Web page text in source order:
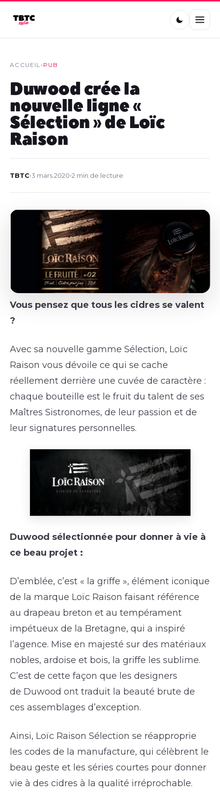
ACCUEIL› PUB
Duwood crée la
nouvelle ligne «
Sélection » de Loïc
Raison
TBTC•3 mars 2020•2 min de lecture
Vous pensez que tous les cidres se valent
?
Avec sa nouvelle gamme Sélection, Loïc
Raison vous dévoile ce qui se cache
réellement derrière une cuvée de caractère :
chaque bouteille est le fruit du talent de ses
Maîtres Sistronomes, de leur passion et de
leur signatures personnelles.
Duwood sélectionnée pour donner à vie à
ce beau projet :
D’emblée, c’est « la griffe », élément iconique
de la marque Loïc Raison faisant référence
au drapeau breton et au tempérament
impétueux de la Bretagne, qui a inspiré
l’agence. Mise en majesté sur des matériaux
nobles, ardoise et bois, la griffe les sublime.
C’est de cette façon que les designers
de Duwood ont traduit la beauté brute de
ces assemblages d’exception.
Ainsi, Loïc Raison Sélection se réapproprie
les codes de la manufacture, qui célèbrent le
beau geste et les séries courtes pour donner
vie à des cidres à la qualité irréprochable.